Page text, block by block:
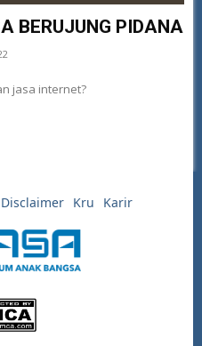
BERUJUNG PIDANA
jasa internet?
Disclaimer Kru Karir